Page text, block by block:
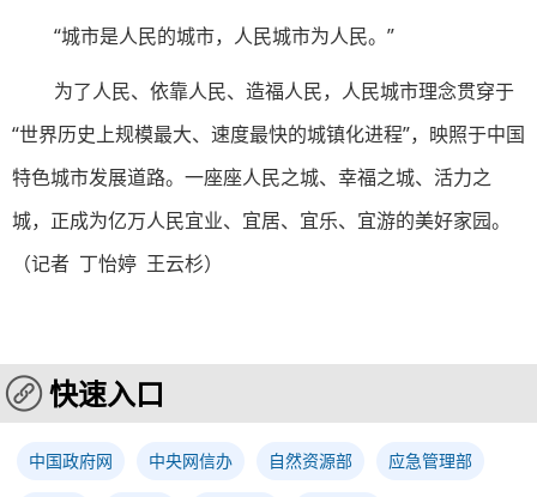
“城市是人民的城市，人民城市为人民。”
为了人民、依靠人民、造福人民，人民城市理念贯穿于
“世界历史上规模最大、速度最快的城镇化进程”，映照于中国
特色城市发展道路。一座座人民之城、幸福之城、活力之
城，正成为亿万人民宜业、宜居、宜乐、宜游的美好家园。
（记者 丁怡婷 王云杉）
快速入口
中国政府网 中央网信办 自然资源部 应急管理部